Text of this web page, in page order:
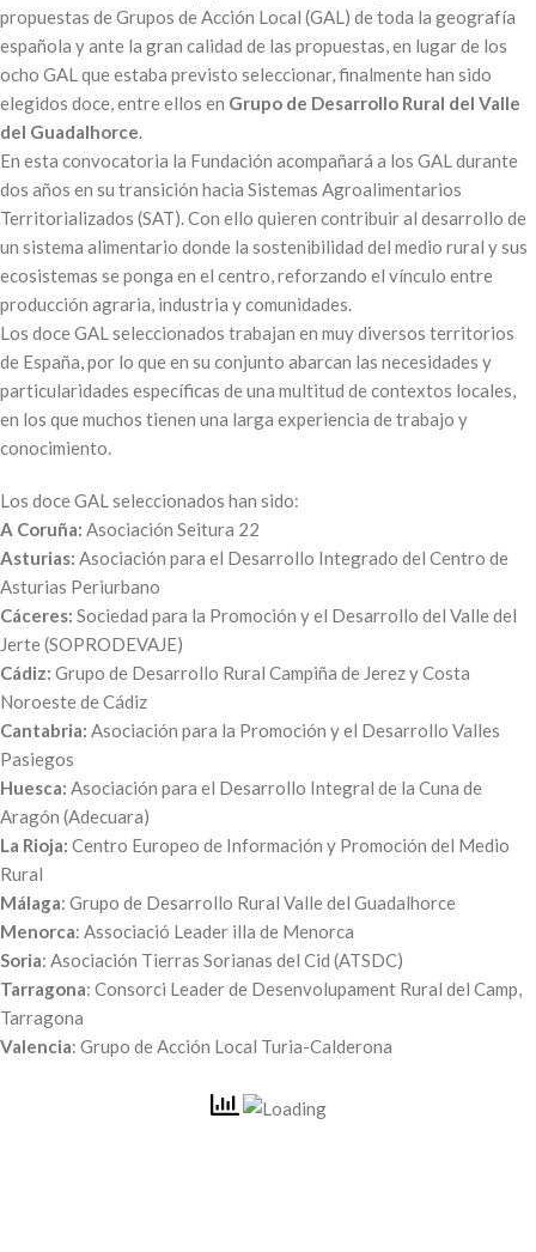
propuestas de Grupos de Acción Local (GAL) de toda la geografía
española y ante la gran calidad de las propuestas, en lugar de los
ocho GAL que estaba previsto seleccionar, finalmente han sido
elegidos doce, entre ellos en Grupo de Desarrollo Rural del Valle
del Guadalhorce.
En esta convocatoria la Fundación acompañará a los GAL durante
dos años en su transición hacia Sistemas Agroalimentarios
Territorializados (SAT). Con ello quieren contribuir al desarrollo de
un sistema alimentario donde la sostenibilidad del medio rural y sus
ecosistemas se ponga en el centro, reforzando el vínculo entre
producción agraria, industria y comunidades.
Los doce GAL seleccionados trabajan en muy diversos territorios
de España, por lo que en su conjunto abarcan las necesidades y
particularidades específicas de una multitud de contextos locales,
en los que muchos tienen una larga experiencia de trabajo y
conocimiento.
Los doce GAL seleccionados han sido:
A Coruña: Asociación Seitura 22
Asturias: Asociación para el Desarrollo Integrado del Centro de
Asturias Periurbano
Cáceres: Sociedad para la Promoción y el Desarrollo del Valle del
Jerte (SOPRODEVAJE)
Cádiz: Grupo de Desarrollo Rural Campiña de Jerez y Costa
Noroeste de Cádiz
Cantabria: Asociación para la Promoción y el Desarrollo Valles
Pasiegos
Huesca: Asociación para el Desarrollo Integral de la Cuna de
Aragón (Adecuara)
La Rioja: Centro Europeo de Información y Promoción del Medio
Rural
Málaga: Grupo de Desarrollo Rural Valle del Guadalhorce
Menorca: Associació Leader illa de Menorca
Soria: Asociación Tierras Sorianas del Cid (ATSDC)
Tarragona: Consorci Leader de Desenvolupament Rural del Camp,
Tarragona
Valencia: Grupo de Acción Local Turia-Calderona